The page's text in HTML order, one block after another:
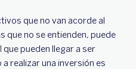
que no van acorde al
que no se entienden, puede
pueden llegar a ser
realizar una inversión es